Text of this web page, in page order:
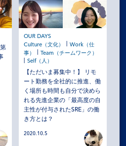
OUR DAYS
Culture（文化）
Work（仕
事）
Team（チームワーク）
Self（人）
【ただいま募集中！】 リモ
ート勤務を全社的に推進、働
く場所も時間も自分で決めら
れる先進企業の「最高度の自
主性が付与されたSRE」の働
き方とは？
2020.10.5